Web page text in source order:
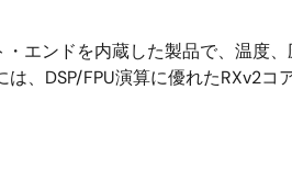
エンドを内蔵した製品で、温度
、DSP/FPU演算に優れたRXv2コ